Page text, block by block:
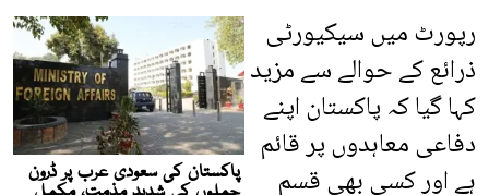
رپورٹ میں سیکیورٹی
ذرائع کے حوالے سے مزید
کہا گیا کہ پاکستان اپنے
دفاعی معاہدوں پر قائم
ہے اور کسی بھی قسم